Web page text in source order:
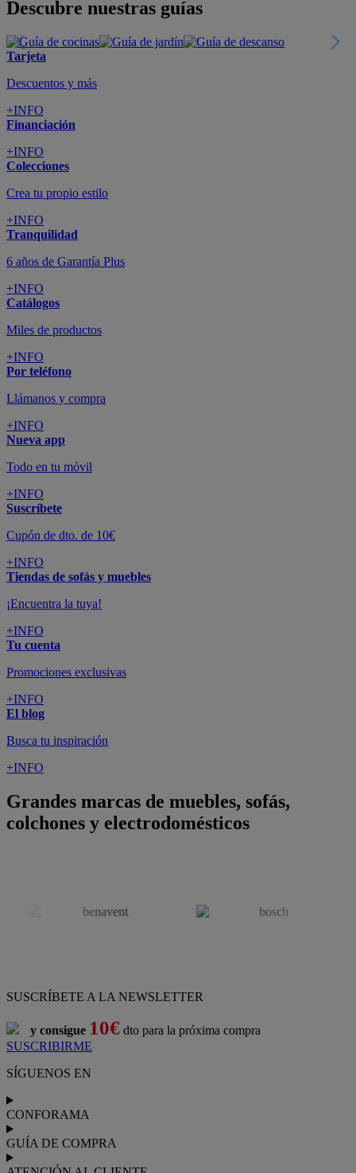
Descubre nuestras guías
Tarjeta
Descuentos y más
+INFO
Financiación
+INFO
Colecciones
Crea tu propio estilo
+INFO
Tranquilidad
6 años de Garantía Plus
+INFO
Catálogos
Miles de productos
+INFO
Por teléfono
Llámanos y compra
+INFO
Nueva app
Todo en tu móvil
+INFO
Suscríbete
Cupón de dto. de 10€
+INFO
Tiendas de sofás y muebles
¡Encuentra la tuya!
+INFO
Tu cuenta
Promociones exclusivas
+INFO
El blog
Busca tu inspiración
+INFO
Grandes marcas de muebles, sofás,
colchones y electrodomésticos
SUSCRÍBETE A LA NEWSLETTER
y consigue 10€ dto para la próxima compra
SUSCRIBIRME
SÍGUENOS EN
CONFORAMA
GUÍA DE COMPRA